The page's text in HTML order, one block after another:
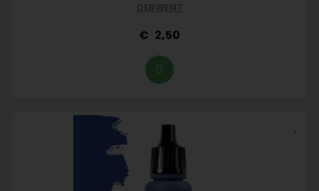
DERWENT
2,50